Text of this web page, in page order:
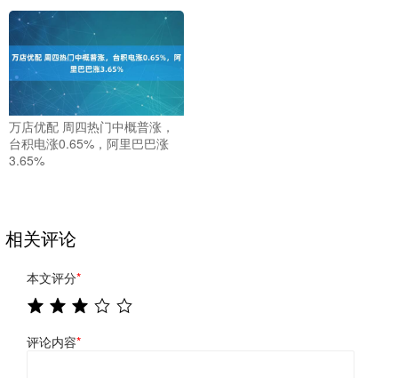
万店优配 周四热门中概普涨，
台积电涨0.65%，阿里巴巴涨
3.65%
相关评论
本文评分*
评论内容*